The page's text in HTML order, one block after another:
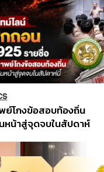
ย์โกงข้อสอบท้องถิ่น
หน้าสู่จุดจบในสัปดาห์